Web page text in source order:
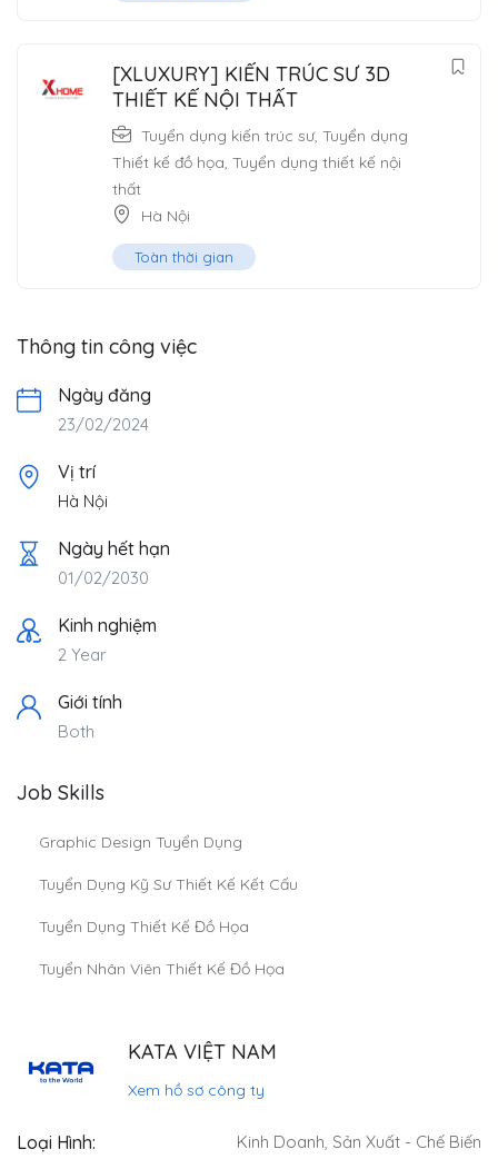
[XLUXURY] KIẾN TRÚC SƯ 3D
THIẾT KẾ NỘI THẤT
Tuyển dụng kiến trúc sư, Tuyển dụng
Thiết kế đồ họa, Tuyển dụng thiết kế nội
thất
Hà Nội
Toàn thời gian
Thông tin công việc
Ngày đăng
23/02/2024
Vị trí
Hà Nội
Ngày hết hạn
01/02/2030
Kinh nghiệm
2 Year
Giới tính
Both
Job Skills
Graphic Design Tuyển Dụng
Tuyển Dụng Kỹ Sư Thiết Kế Kết Cấu
Tuyển Dụng Thiết Kế Đồ Họa
Tuyển Nhân Viên Thiết Kế Đồ Họa
KATA VIỆT NAM
Xem hồ sơ công ty
Loại Hình: Kinh Doanh Sản Xuất - Chế Biến